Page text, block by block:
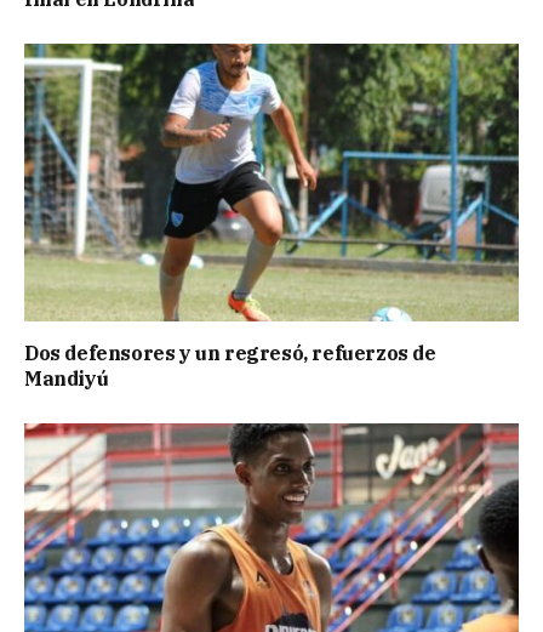
Dos defensores y un regresó, refuerzos de
Mandiyú